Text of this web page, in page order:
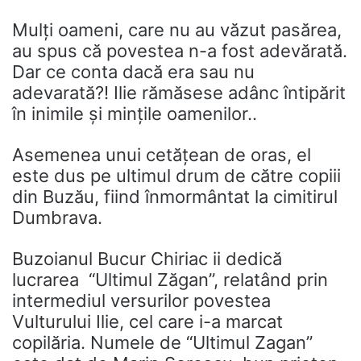
Mulți oameni, care nu au văzut pasărea,
au spus că povestea n-a fost adevărată.
Dar ce conta dacă era sau nu
adevarată?! Ilie rămăsese adânc întipărit
în inimile și mințile oamenilor..
Asemenea unui cetățean de oras, el
este dus pe ultimul drum de către copiii
din Buzău, fiind înmormântat la cimitirul
Dumbrava.
Buzoianul Bucur Chiriac ii dedică
lucrarea “Ultimul Zăgan”, relatând prin
intermediul versurilor povestea
Vulturului Ilie, cel care i-a marcat
copilăria. Numele de “Ultimul Zagan”